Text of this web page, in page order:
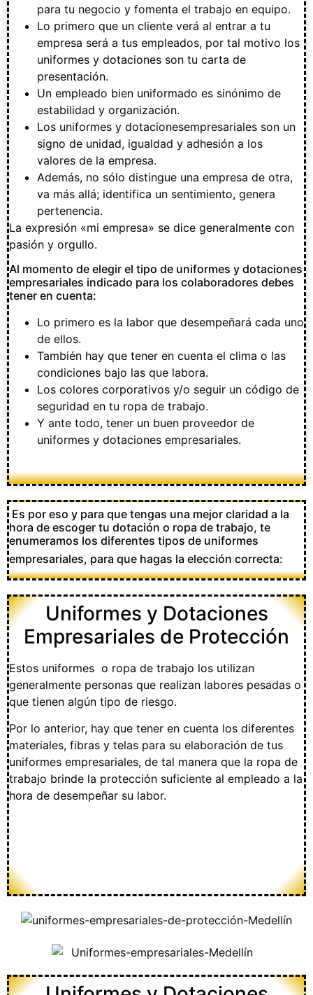
para tu negocio y fomenta el trabajo en equipo.
Lo primero que un cliente verá al entrar a tu
empresa será a tus empleados, por tal motivo los
uniformes y dotaciones son tu carta de
presentación.
Un empleado bien uniformado es sinónimo de
estabilidad y organización.
Los uniformes y dotacionesempresariales son un
signo de unidad, igualdad y adhesión a los
valores de la empresa.
Además, no sólo distingue una empresa de otra,
va más allá; identifica un sentimiento, genera
pertenencia.
La expresión «mi empresa» se dice generalmente con
pasión y orgullo.
Al momento de elegir el tipo de uniformes y dotaciones
empresariales indicado para los colaboradores debes
tener en cuenta:
Lo primero es la labor que desempeñará cada uno
de ellos.
También hay que tener en cuenta el clima o las
condiciones bajo las que labora.
Los colores corporativos y/o seguir un código de
seguridad en tu ropa de trabajo.
Y ante todo, tener un buen proveedor de
uniformes y dotaciones empresariales.
Es por eso y para que tengas una mejor claridad a la
hora de escoger tu dotación o ropa de trabajo, te
enumeramos los diferentes tipos de uniformes
empresariales, para que hagas la elección correcta:
Uniformes y Dotaciones
Empresariales de Protección
Estos uniformes o ropa de trabajo los utilizan
generalmente personas que realizan labores pesadas o
que tienen algún tipo de riesgo.
Por lo anterior, hay que tener en cuenta los diferentes
materiales, fibras y telas para su elaboración de tus
uniformes empresariales, de tal manera que la ropa de
trabajo brinde la protección suficiente al empleado a la
hora de desempeñar su labor.